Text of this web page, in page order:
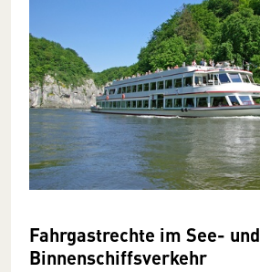
Fahrgastrechte im See- und
Binnenschiffsverkehr